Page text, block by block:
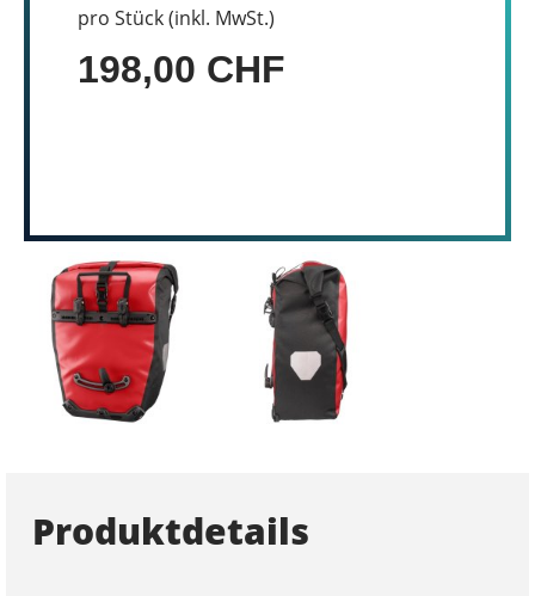
pro Stück (inkl. MwSt.)
198,00 CHF
Produktdetails